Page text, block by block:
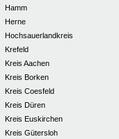
Hamm
Herne
Hochsauerlandkreis
Krefeld
Kreis Aachen
Kreis Borken
Kreis Coesfeld
Kreis Düren
Kreis Euskirchen
Kreis Gütersloh